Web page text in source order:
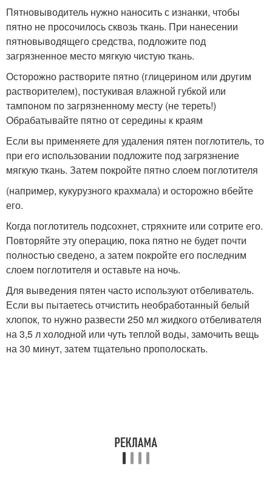
Пятновыводитель нужно наносить с изнанки, чтобы
пятно не просочилось сквозь ткань. При нанесении
пятновыводящего средства, подложите под
загрязненное место мягкую чистую ткань.
Осторожно растворите пятно (глицерином или другим
растворителем), постукивая влажной губкой или
тампоном по загрязненному месту (не тереть!)
Обрабатывайте пятно от середины к краям
Если вы применяете для удаления пятен поглотитель, то
при его использовании подложите под загрязнение
мягкую ткань. Затем покройте пятно слоем поглотителя
(например, кукурузного крахмала) и осторожно вбейте
его.
Когда поглотитель подсохнет, стряхните или сотрите его.
Повторяйте эту операцию, пока пятно не будет почти
полностью сведено, а затем покройте его последним
слоем поглотителя и оставьте на ночь.
Для выведения пятен часто используют отбеливатель.
Если вы пытаетесь отчистить необработанный белый
хлопок, то нужно развести 250 мл жидкого отбеливателя
на 3,5 л холодной или чуть теплой воды, замочить вещь
на 30 минут, затем тщательно прополоскать.